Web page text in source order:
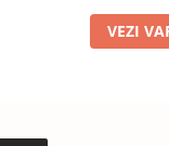
VEZI